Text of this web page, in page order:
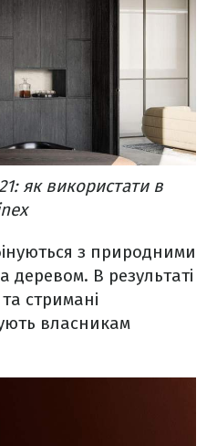
як використати в
з природними
деревом. В результаті
стримані
власникам